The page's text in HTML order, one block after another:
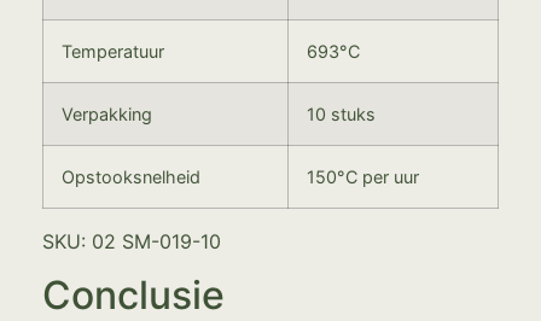
Temperatuur 693°C
Verpakking 10 stuks
Opstooksnelheid 150°C per uur
SKU: 02 SM-019-10
Conclusie